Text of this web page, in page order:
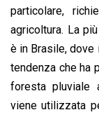
particolare,
agricoltura. La
è in Brasile, dove
tendenza che ha
foresta pluviale
viene utilizzata